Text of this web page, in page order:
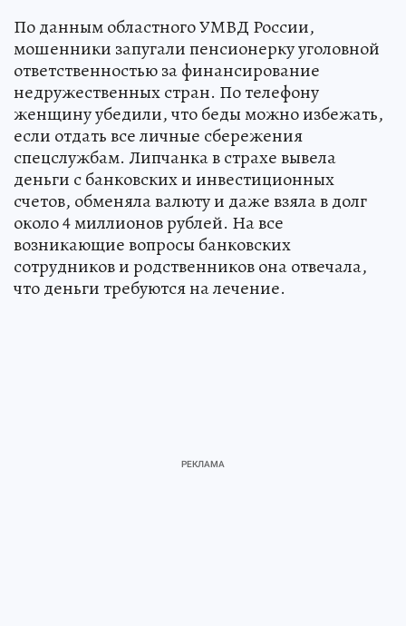
По данным областного УМВД России,
мошенники запугали пенсионерку уголовной
ответственностью за финансирование
недружественных стран. По телефону
женщину убедили, что беды можно избежать,
если отдать все личные сбережения
спецслужбам. Липчанка в страхе вывела
деньги с банковских и инвестиционных
счетов, обменяла валюту и даже взяла в долг
около 4 миллионов рублей. На все
возникающие вопросы банковских
сотрудников и родственников она отвечала,
что деньги требуются на лечение.